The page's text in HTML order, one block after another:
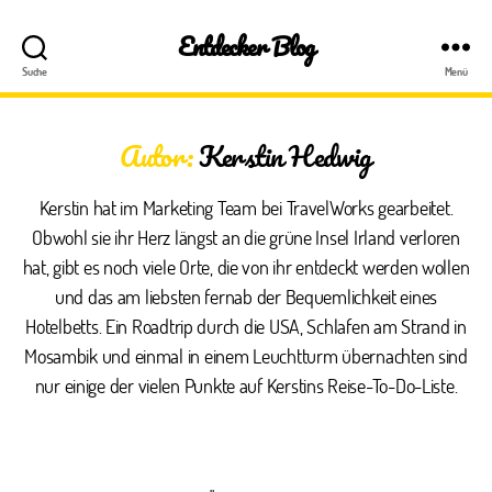
Suche
Entdecker Blog
Menü
Autor:Kerstin Hedwig
Kerstin hat im Marketing Team bei TravelWorks gearbeitet.
Obwohl sie ihr Herz längst an die grüne Insel Irland verloren
hat, gibt es noch viele Orte, die von ihr entdeckt werden wollen
und das am liebsten fernab der Bequemlichkeit eines
Hotelbetts. Ein Roadtrip durch die USA, Schlafen am Strand in
Mosambik und einmal in einem Leuchtturm übernachten sind
nur einige der vielen Punkte auf Kerstins Reise-To-Do-Liste.